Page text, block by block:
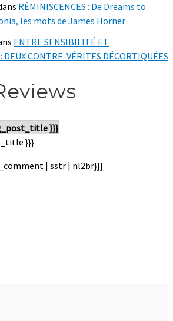
RÉMINISCENCES : De Dreams to
les mots de James Horner
ENTRE SENSIBILITÉ ET
DEUX CONTRE-VÉRITES DÉCORTIQUÉES
}}}
}}}
| sstr | nl2br}}}